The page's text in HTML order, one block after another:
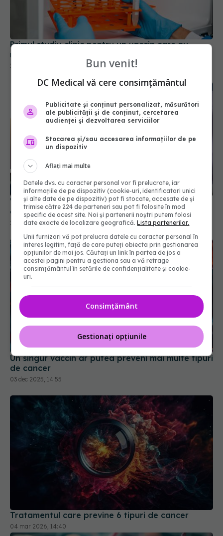
Primul studiu clinic pentru un vaccin care nu
necesită refrigerare, lansat de Marea Britanie
29 apr 2025, 19:03
Vaccinul care oprește creșterea tumorilor. Are
efect maxim în stadiile incipiente
27 oct 2024, 14:49
Un singur vaccin ar putea preveni mai multe tipuri
de cancer
03 dec 2025, 14:55
Tratamentul care previne 6 tipuri de cancer
Bun venit!
DC Medical vă cere consimțământul
Publicitate și conținut personalizat, măsurători
ale publicității și de conținut, cercetarea
audienței și dezvoltarea serviciilor
Stocarea și/sau accesarea informațiilor de pe
un dispozitiv
Aflați mai multe
Datele dvs. cu caracter personal vor fi prelucrate, iar
informațiile de pe dispozitiv (cookie-uri, identificatori unici
și alte date de pe dispozitiv) pot fi stocate, accesate de și
trimise către 224 de parteneri sau pot fi folosite în mod
specific de acest site. Noi și partenerii noștri putem folosi
date exacte de localizare geografică.Lista partenerilor.
Unii furnizori vă pot prelucra datele cu caracter personal în
interes legitim, față de care puteți obiecta prin gestionarea
opțiunilor de mai jos. Căutați un link în partea de jos a
acestei pagini pentru a gestiona sau a vă retrage
consimțământul în setările de confidențialitate și cookie-
uri.
Consimțământ
Gestionați opțiunile